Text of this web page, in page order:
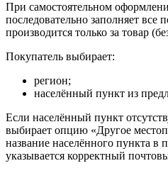
При самостоятельном
последовательно заполняет все
производится только за товар
Покупатель выбирает:
регион;
населённый пункт из
Если населённый пункт
выбирает опцию «Другое
название населённого пункта в
указывается корректный